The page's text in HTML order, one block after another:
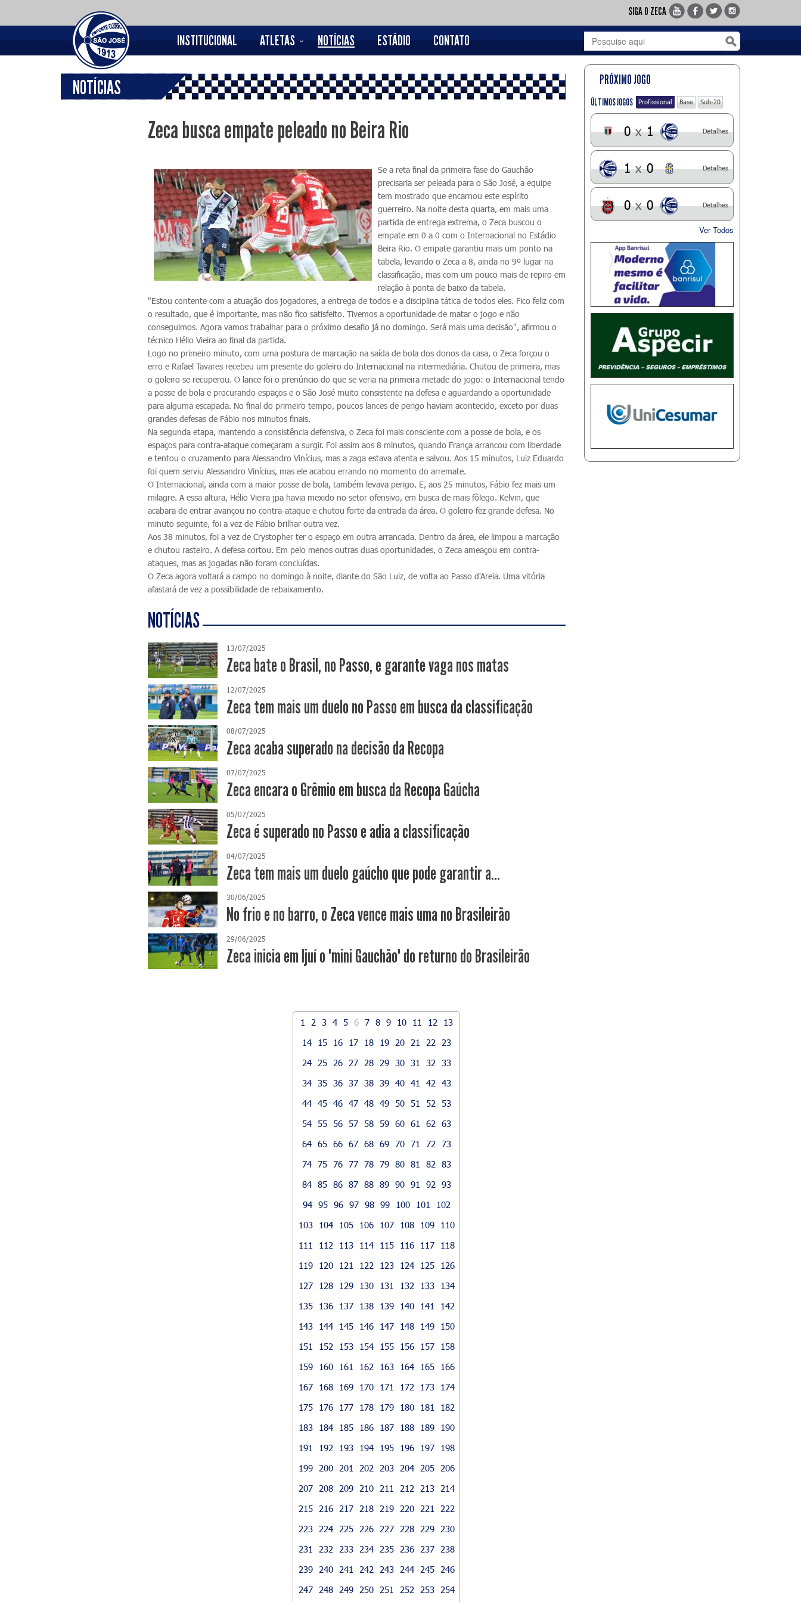
SIGA O ZECA
INSTITUCIONAL ATLETAS NOTÍCIAS ESTÁDIO CONTATO
NOTÍCIAS
Zeca busca empate peleado no Beira Rio
Se a reta final da primeira fase do Gauchão
precisaria ser peleada para o São José, a equipe
tem mostrado que encarnou este espírito
guerreiro. Na noite desta quarta, em mais uma
partida de entrega extrema, o Zeca buscou o
empate em 0 a 0 com o Internacional no Estádio
Beira Rio. O empate garantiu mais um ponto na
tabela, levando o Zeca a 8, ainda no 9º lugar na
classificação, mas com um pouco mais de repiro em
relação à ponta de baixo da tabela.
"Estou contente com a atuação dos jogadores, a entrega de todos e a disciplina tática de todos eles. Fico feliz com
o resultado, que é importante, mas não fico satisfeito. Tivemos a oportunidade de matar o jogo e não
conseguimos. Agora vamos trabalhar para o próximo desafio já no domingo. Será mais uma decisão", afirmou o
técnico Hélio Vieira ao final da partida.
Logo no primeiro minuto, com uma postura de marcação na saída de bola dos donos da casa, o Zeca forçou o
erro e Rafael Tavares recebeu um presente do goleiro do Internacional na intermediária. Chutou de primeira, mas
o goleiro se recuperou. O lance foi o prenúncio do que se veria na primeira metade do jogo: o Internacional tendo
a posse de bola e procurando espaços e o São José muito consistente na defesa e aguardando a oportunidade
para alguma escapada. No final do primeiro tempo, poucos lances de perigo haviam acontecido, exceto por duas
grandes defesas de Fábio nos minutos finais.
Na segunda etapa, mantendo a consistência defensiva, o Zeca foi mais consciente com a posse de bola, e os
espaços para contra-ataque começaram a surgir. Foi assim aos 8 minutos, quando França arrancou com liberdade
e tentou o cruzamento para Alessandro Vinícius, mas a zaga estava atenta e salvou. Aos 15 minutos, Luiz Eduardo
foi quem serviu Alessandro Vinícius, mas ele acabou errando no momento do arremate.
O Internacional, ainda com a maior posse de bola, também levava perigo. E, aos 25 minutos, Fábio fez mais um
milagre. A essa altura, Hélio Vieira jpa havia mexido no setor ofensivo, em busca de mais fôlego. Kelvin, que
acabara de entrar avançou no contra-ataque e chutou forte da entrada da área. O goleiro fez grande defesa. No
minuto seguinte, foi a vez de Fábio brilhar outra vez.
Aos 38 minutos, foi a vez de Crystopher ter o espaço em outra arrancada. Dentro da área, ele limpou a marcação
e chutou rasteiro. A defesa cortou. Em pelo menos outras duas oportunidades, o Zeca ameaçou em contra-
ataques, mas as jogadas não foram concluídas.
O Zeca agora voltará a campo no domingo à noite, diante do São Luiz, de volta ao Passo d'Areia. Uma vitória
afastará de vez a possibilidade de rebaixamento.
NOTÍCIAS
13/07/2025
Zeca bate o Brasil, no Passo, e garante vaga nos matas
12/07/2025
Zeca tem mais um duelo no Passo em busca da classificação
08/07/2025
Zeca acaba superado na decisão da Recopa
07/07/2025
Zeca encara o Grêmio em busca da Recopa Gaúcha
05/07/2025
Zeca é superado no Passo e adia a classificação
04/07/2025
Zeca tem mais um duelo gaúcho que pode garantir a...
30/06/2025
No frio e no barro, o Zeca vence mais uma no Brasileirão
29/06/2025
Zeca inicia em Ijuí o "mini Gauchão" do returno do Brasileirão
1 2 3 4 5 6 7 8 9 10 11 12
13
14
15 16 17 18 19 20 21 22
23
24
25 26 27 28 29 30 31 32
33
34 35 36 37 38 39 40 41 42
43
44 45 46 47 48 49 50 51 52
53
54 55 56 57 58 59 60 61 62
63
64 65 66 67 68 69 70 71 72
73
74 75 76 77 78 79 80 81 82
83
84 85 86 87 88 89 90 91 92
93
94 95 96 97 98 99 100 101
102
103
104 105 106 107 108 109
110
111
112 113 114 115 116 117
118
119
120 121 122 123 124 125
126
127
128 129 130 131 132 133
134
135
136 137 138 139 140 141
142
143
144 145 146 147 148 149
150
151
152 153 154 155 156 157
158
159
160 161 162 163 164 165
166
167
168 169 170 171 172 173
174
175
176 177 178 179 180 181
182
183
184 185 186 187 188 189
190
191
192 193 194 195 196 197
198
199
200 201 202 203 204 205
206
207
208 209 210 211 212 213
214
215
216 217 218 219 220 221
222
223
224 225 226 227 228 229
230
231
232 233 234 235 236 237
238
239
240 241 242 243 244 245
246
247
248 249 250 251 252 253 254
PRÓXIMO JOGO
ÚLTIMOS JOGOS Profissional Base Sub-20
0 x 1 Detalhes
1 x 0 Detalhes
0 x 0 Detalhes
Ver Todos